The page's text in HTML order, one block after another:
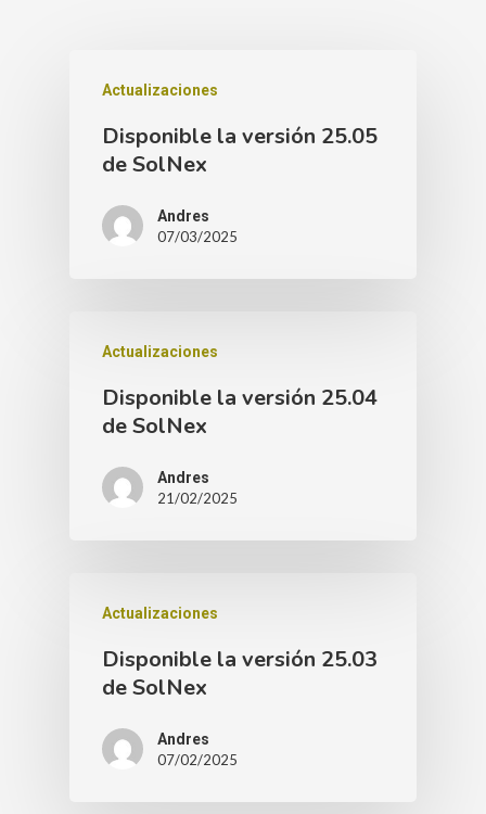
Actualizaciones
Disponible la versión 25.05
de SolNex
Andres
07/03/2025
Actualizaciones
Disponible la versión 25.04
de SolNex
Andres
21/02/2025
Actualizaciones
Disponible la versión 25.03
de SolNex
Andres
07/02/2025